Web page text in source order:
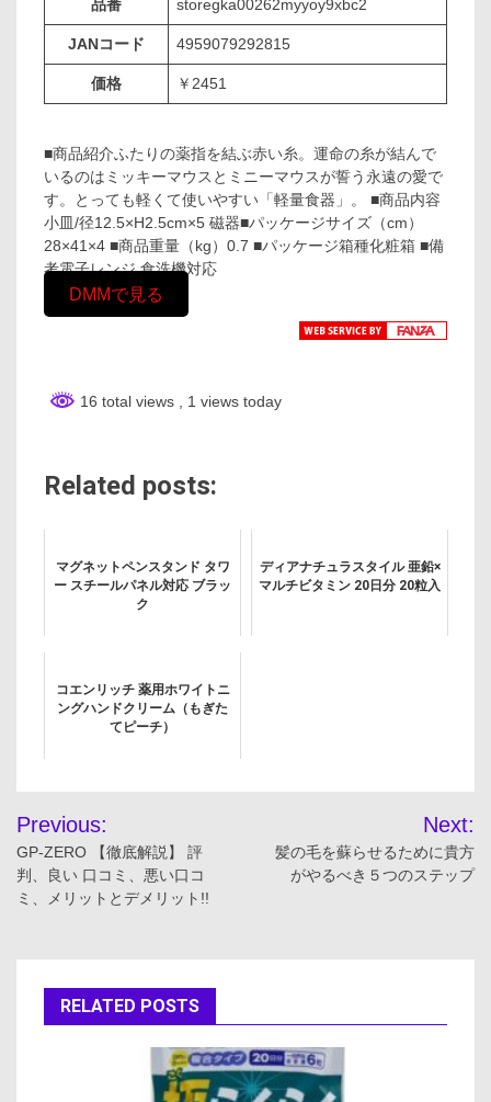
品番 storegka00262myyoy9xbc2
JANコード 4959079292815
価格 ￥2451
■商品紹介ふたりの薬指を結ぶ赤い糸。運命の糸が結んで
いるのはミッキーマウスとミニーマウスが誓う永遠の愛で
す。とっても軽くて使いやすい「軽量食器」。 ■商品内容
小皿/径12.5×H2.5cm×5 磁器■パッケージサイズ（cm）
28×41×4 ■商品重量（kg）0.7 ■パッケージ箱種化粧箱 ■備
考電子レンジ 食洗機対応
DMMで見る
16 total views , 1 views today
Related posts:
マグネットペンスタンド タワ
ー スチールパネル対応 ブラッ
ク
ディアナチュラスタイル 亜鉛×
マルチビタミン 20日分 20粒入
コエンリッチ 薬用ホワイトニ
ングハンドクリーム（もぎた
てピーチ）
投
稿
ナ
ゲ
ー
Previous:
GP-ZERO 【徹底解説】 評
判、良い 口コミ、悪い口コ
ミ、メリットとデメリット!!
Next:
髪の毛を蘇らせるために貴方
がやるべき５つのステップ
RELATED POSTS